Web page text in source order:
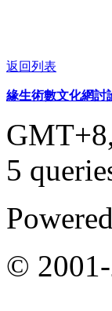
返回列表
緣生術數文化網討
5
©